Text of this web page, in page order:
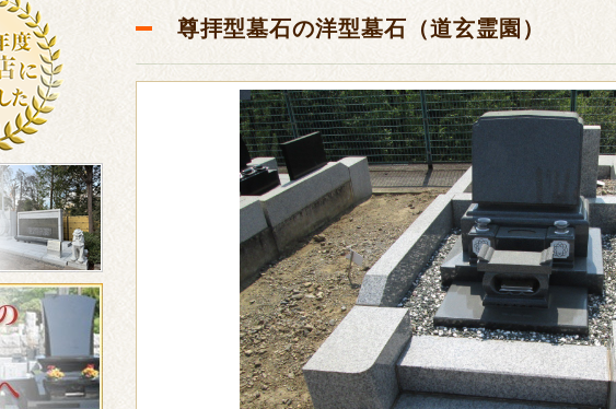
尊拝型墓石の洋型墓石（道玄霊園）